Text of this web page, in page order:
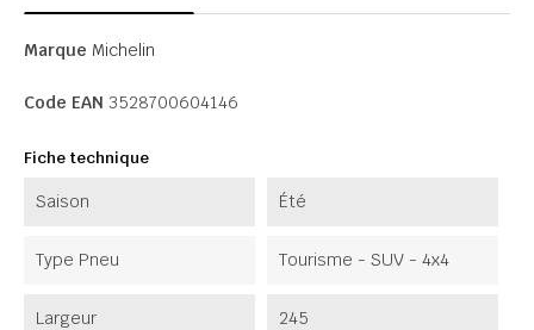
Marque Michelin
Code EAN 3528700604146
Fiche technique
Saison Été
Type Pneu Tourisme - SUV - 4x4
Largeur 245